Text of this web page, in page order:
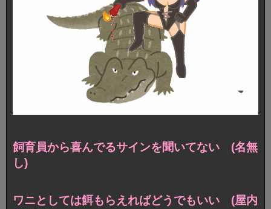
飼育員から喜んでるサインを聞いてない (名無
し)
ワニとしては餌もらえればどうでもいい (屋内